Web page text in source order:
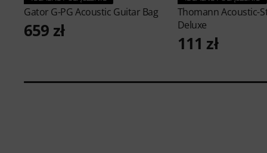
Gator G-PG Acoustic Guitar Bag
659 zł
ThomannAcoustic-
Deluxe
111 zł